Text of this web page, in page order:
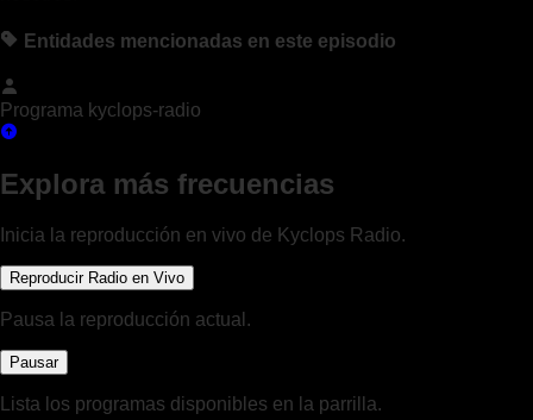
Entidades mencionadas en este episodio
Programa kyclops-radio
Explora más frecuencias
Inicia la reproducción en vivo de Kyclops Radio.
Reproducir Radio en Vivo
Pausa la reproducción actual.
Pausar
Lista los programas disponibles en la parrilla.